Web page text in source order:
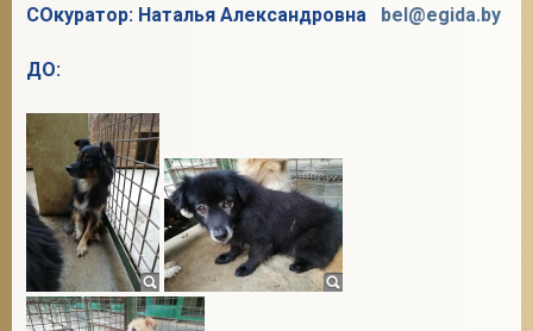
СОкуратор: Наталья Александровна bel@egida.by
ДО: